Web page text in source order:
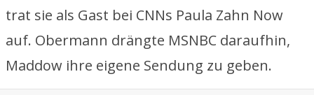
trat sie als Gast bei CNNs Paula Zahn Now
auf. Obermann drängte MSNBC daraufhin,
Maddow ihre eigene Sendung zu geben.